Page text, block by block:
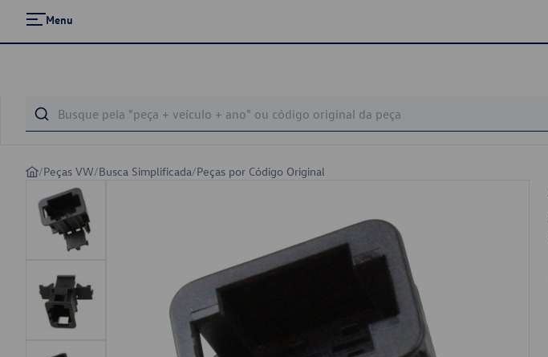
Menu
/Peças VW/Busca Simplificada/Peças por Código Original